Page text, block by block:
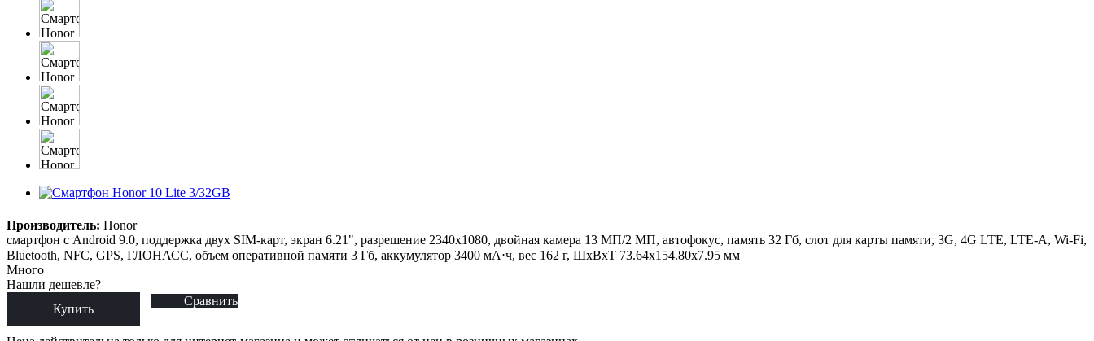
Производитель: Honor
смартфон с Android 9.0, поддержка двух SIM-карт, экран 6.21", разрешение 2340x1080, двойная камера 13 МП/2 МП, автофокус, память 32 Гб, слот для карты памяти, 3G, 4G LTE, LTE-A, Wi-Fi,
Bluetooth, NFC, GPS, ГЛОНАСС, объем оперативной памяти 3 Гб, аккумулятор 3400 мА⋅ч, вес 162 г, ШxВxТ 73.64x154.80x7.95 мм
Много
Нашли дешевле?
Купить
Сравнить